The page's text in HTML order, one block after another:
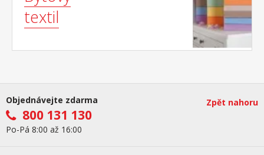
textil
Objednávejte zdarma
800 131 130
Po-Pá 8:00 až 16:00
Zpět nahoru